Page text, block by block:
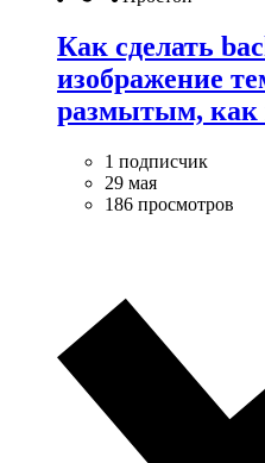
Как сделать
изображение
размытым, как
1 подписчик
29 мая
186 просмотров